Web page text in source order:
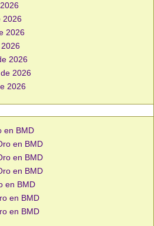
2026
2026
2026
2026
2026
en BMD
en BMD
en BMD
en BMD
en BMD
en BMD
en BMD